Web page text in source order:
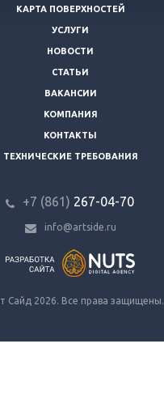
КАРТА ПОВЕРХНОСТЕЙ
УСЛУГИ
НОВОСТИ
СТАТЬИ
ВАКАНСИИ
КОМПАНИЯ
КОНТАКТЫ
ТЕХНИЧЕСКИЕ ТРЕБОВАНИЯ
+7 (861) 267-04-70
info@artside.ru
Сайд 2026. Все права защищены.